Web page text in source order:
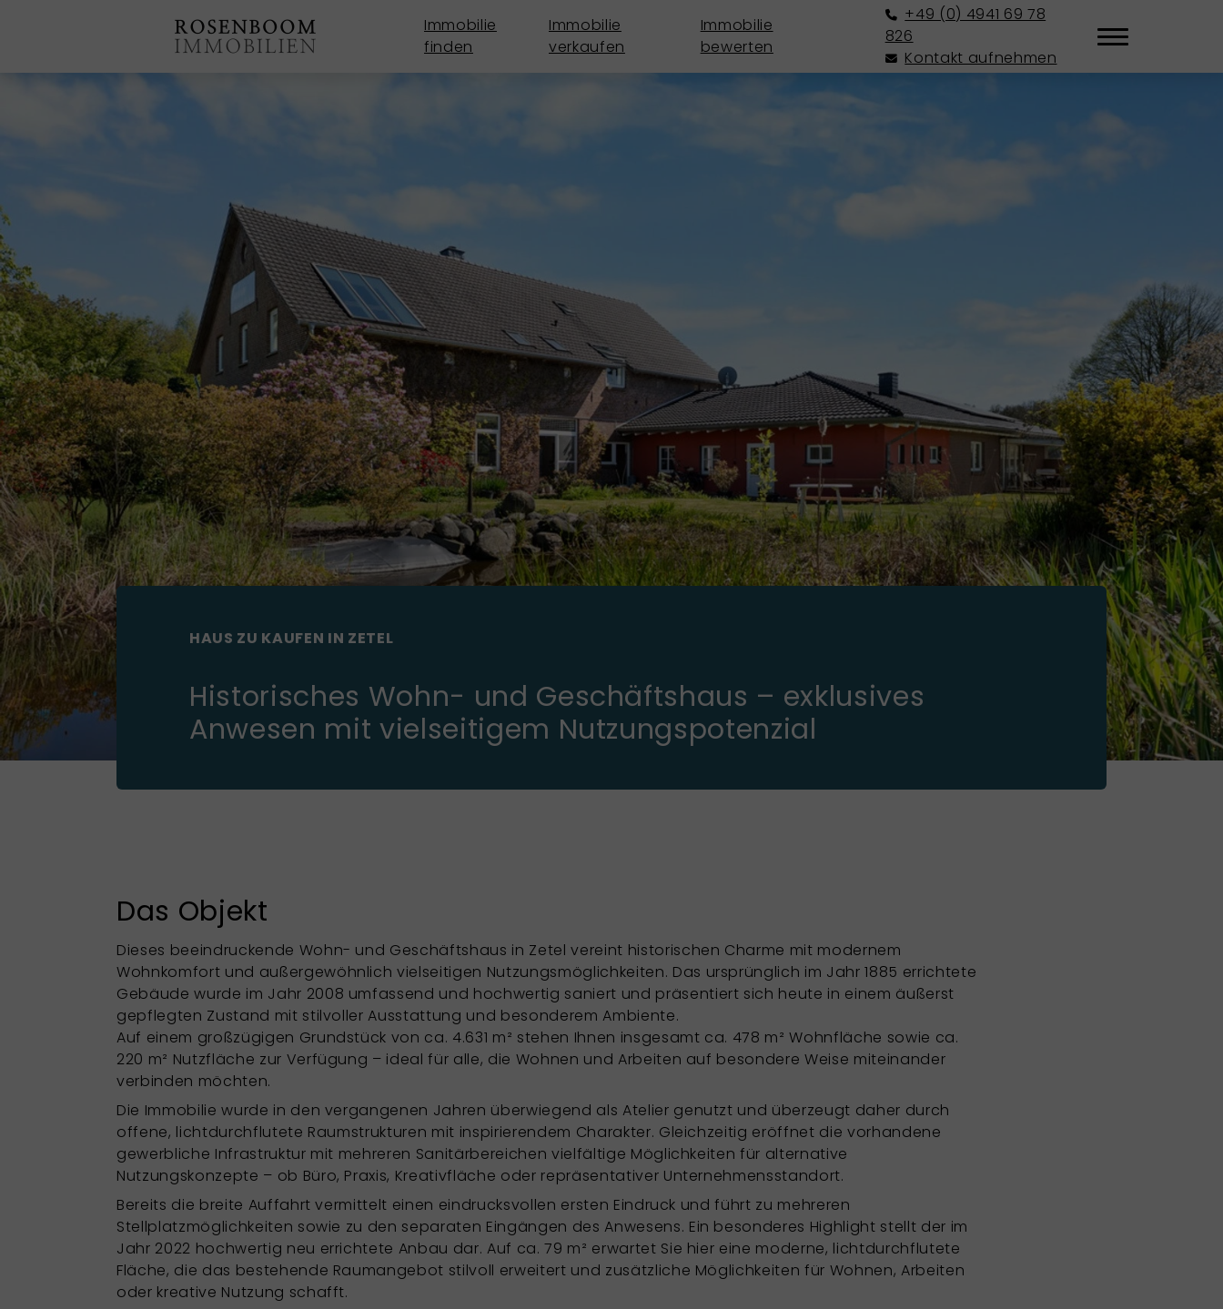
Immobilie
finden
Immobilie
verkaufen
Immobilie
bewerten
+49 (0) 4941 69 78
826
Kontakt aufnehmen
HAUS ZU KAUFEN IN ZETEL
Historisches Wohn- und Geschäftshaus – exklusives
Anwesen mit vielseitigem Nutzungspotenzial
Das Objekt
Dieses beeindruckende Wohn- und Geschäftshaus in Zetel vereint historischen Charme mit modernem
Wohnkomfort und außergewöhnlich vielseitigen Nutzungsmöglichkeiten. Das ursprünglich im Jahr 1885 errichtete
Gebäude wurde im Jahr 2008 umfassend und hochwertig saniert und präsentiert sich heute in einem äußerst
gepflegten Zustand mit stilvoller Ausstattung und besonderem Ambiente.
Auf einem großzügigen Grundstück von ca. 4.631 m² stehen Ihnen insgesamt ca. 478 m² Wohnfläche sowie ca.
220 m² Nutzfläche zur Verfügung – ideal für alle, die Wohnen und Arbeiten auf besondere Weise miteinander
verbinden möchten.
Die Immobilie wurde in den vergangenen Jahren überwiegend als Atelier genutzt und überzeugt daher durch
offene, lichtdurchflutete Raumstrukturen mit inspirierendem Charakter. Gleichzeitig eröffnet die vorhandene
gewerbliche Infrastruktur mit mehreren Sanitärbereichen vielfältige Möglichkeiten für alternative
Nutzungskonzepte – ob Büro, Praxis, Kreativfläche oder repräsentativer Unternehmensstandort.
Bereits die breite Auffahrt vermittelt einen eindrucksvollen ersten Eindruck und führt zu mehreren
Stellplatzmöglichkeiten sowie zu den separaten Eingängen des Anwesens. Ein besonderes Highlight stellt der im
Jahr 2022 hochwertig neu errichtete Anbau dar. Auf ca. 79 m² erwartet Sie hier eine moderne, lichtdurchflutete
Fläche, die das bestehende Raumangebot stilvoll erweitert und zusätzliche Möglichkeiten für Wohnen, Arbeiten
oder kreative Nutzung schafft.